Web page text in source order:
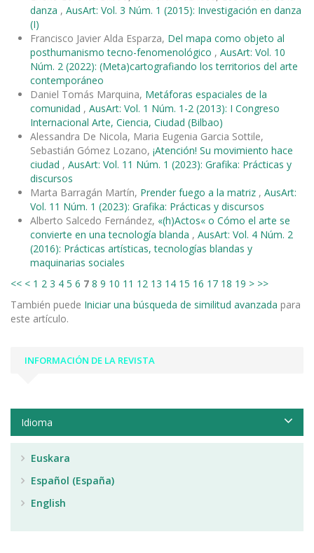
danza , AusArt: Vol. 3 Núm. 1 (2015): Investigación en danza
(I)
Francisco Javier Alda Esparza, Del mapa como objeto al
posthumanismo tecno-fenomenológico , AusArt: Vol. 10
Núm. 2 (2022): (Meta)cartografiando los territorios del arte
contemporáneo
Daniel Tomás Marquina, Metáforas espaciales de la
comunidad , AusArt: Vol. 1 Núm. 1-2 (2013): I Congreso
Internacional Arte, Ciencia, Ciudad (Bilbao)
Alessandra De Nicola, Maria Eugenia Garcia Sottile,
Sebastián Gómez Lozano, ¡Atención! Su movimiento hace
ciudad , AusArt: Vol. 11 Núm. 1 (2023): Grafika: Prácticas y
discursos
Marta Barragán Martín, Prender fuego a la matriz , AusArt:
Vol. 11 Núm. 1 (2023): Grafika: Prácticas y discursos
Alberto Salcedo Fernández, «(h)Actos« o Cómo el arte se
convierte en una tecnología blanda , AusArt: Vol. 4 Núm. 2
(2016): Prácticas artísticas, tecnologías blandas y
maquinarias sociales
<< < 1 2 3 4 5 6 7 8 9 10 11 12 13 14 15 16 17 18 19 > >>
También puede Iniciar una búsqueda de similitud avanzada para
este artículo.
INFORMACIÓN DE LA REVISTA
Idioma
Euskara
Español (España)
English